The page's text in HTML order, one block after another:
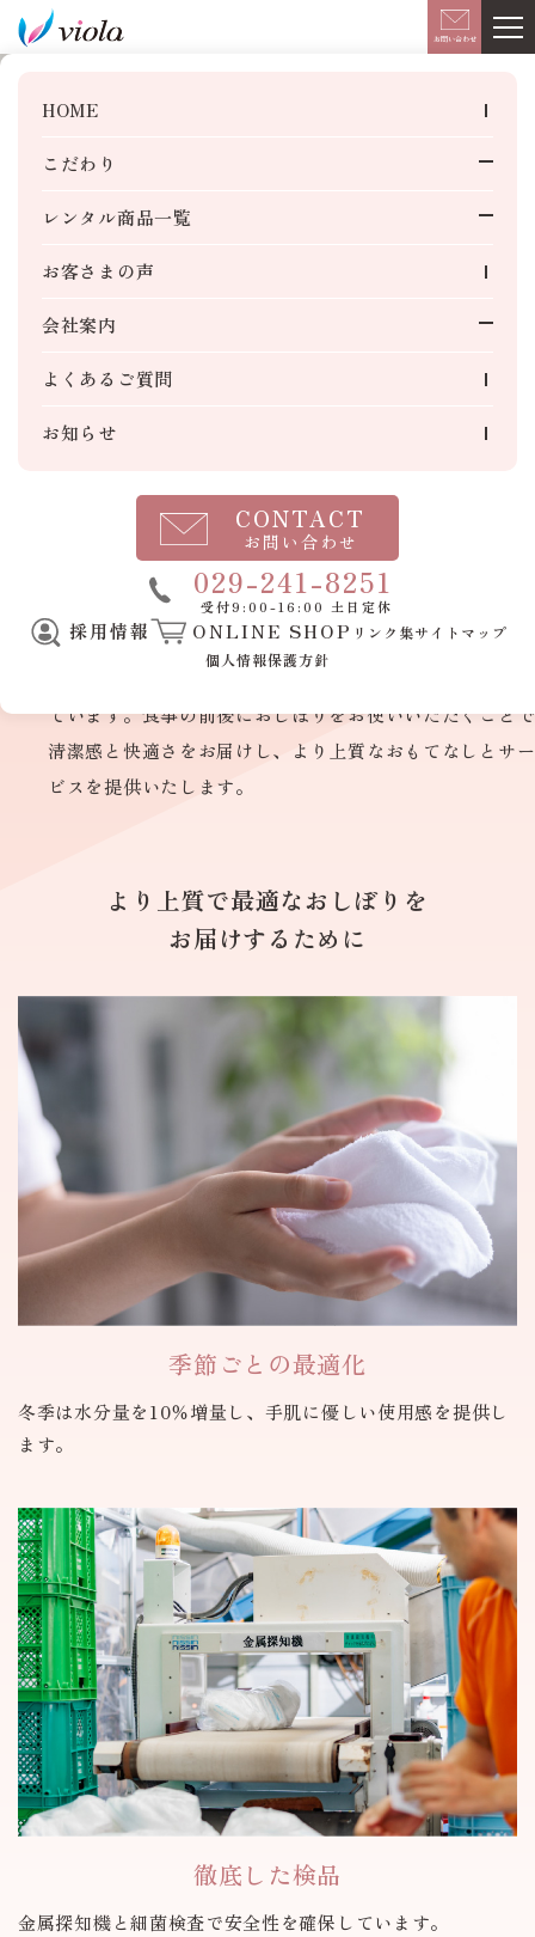
お問い合わせ
HOME
こだわり
生産工場のご紹介
レンタル商品一覧
ご商談・法人様用
飲食店・ホテル様用
冷えキン・芯まで温香織
レンタルタオル
病院・介護施設様用
私物クリーニング
お客さまの声
会社案内
3S活動
よくあるご質問
お知らせ
CONTACT
お問い合わせ
電
話
号
029-241-8251
受付9:00-16:00 土日定休
採用情報 ONLINE SHOP リンク集サイトマップ
個人情報保護方針
よりそうおしぼり
Always by your side.
カジュアルなカフェから飲食店・ホテルまで、お客様に温
ています。食事の前後におしぼりをお使いいただくことで
清潔感と快適さをお届けし、より上質なおもてなしとサー
ビスを提供いたします。
より上質で最適なおしぼりを
お届けするために
季節ごとの最適化
冬季は水分量を10％増量し、手肌に優しい使用感を提供し
ます。
徹底した検品
金属探知機と細菌検査で安全性を確保しています。